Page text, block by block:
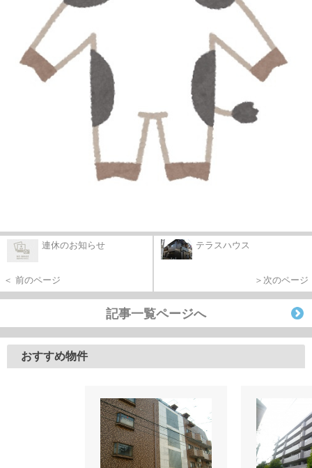
連休のお知らせ
＜ 前のページ
テラスハウス
＞次のページ
記事一覧ページへ
おすすめ物件